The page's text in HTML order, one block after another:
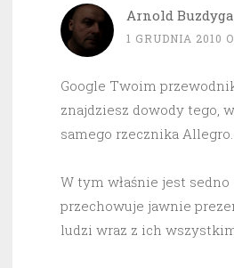
Arnold
1 GRUDNIA 2010
Google Twoim
znajdziesz dowody tego,
samego rzecznika Allegro.
W tym właśnie jest
przechowuje jawnie
ludzi wraz z ich